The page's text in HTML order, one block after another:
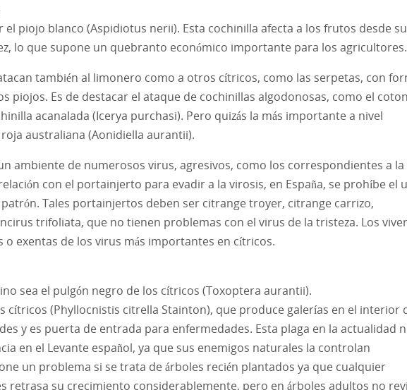
el piojo blanco (Aspidiotus nerii). Esta cochinilla afecta a los frutos desde su
lo que supone un quebranto económico importante para los agricultores.
también al limonero como a otros cítricos, como las serpetas, con
piojos. Es de destacar el ataque de cochinillas algodonosas, como el
acanalada (Icerya purchasi). Pero quizás la más importante a nivel
australiana (Aonidiella aurantii).
ambiente de numerosos virus, agresivos, como los correspondientes a la
con el portainjerto para evadir a la virosis, en España, se prohíbe el
Tales portainjertos deben ser citrange troyer, citrange carrizo,
trifoliata, que no tienen problemas con el virus de la tristeza.​ Los
o exentas de los virus más importantes en cítricos.
sea el pulgón negro de los cítricos (Toxoptera aurantii).
cítricos (Phyllocnistis citrella Stainton), que produce galerías en el interior
y es puerta de entrada para enfermedades. Esta plaga en la actualidad
en el Levante español, ya que sus enemigos naturales la controlan
un problema si se trata de árboles recién plantados ya que cualquier
retrasa su crecimiento considerablemente, pero en árboles adultos no